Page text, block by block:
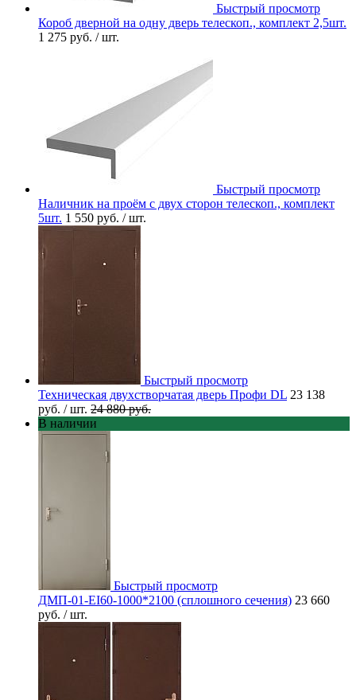
Быстрый просмотр
Короб дверной на одну дверь телескоп., комплект 2,5шт.
1 275 руб. / шт.
Быстрый просмотр
Наличник на проём с двух сторон телескоп., комплект
5шт. 1 550 руб. / шт.
Быстрый просмотр
Техническая двухстворчатая дверь Профи DL 23 138
руб. / шт. 24 880 руб.
В наличии
Быстрый просмотр
ДМП-01-EI60-1000*2100 (сплошного сечения) 23 660
руб. / шт.